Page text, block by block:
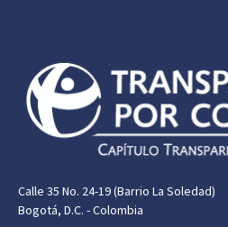
Calle 35 No. 24-19 (Barrio La Soledad)
Bogotá, D.C. - Colombia